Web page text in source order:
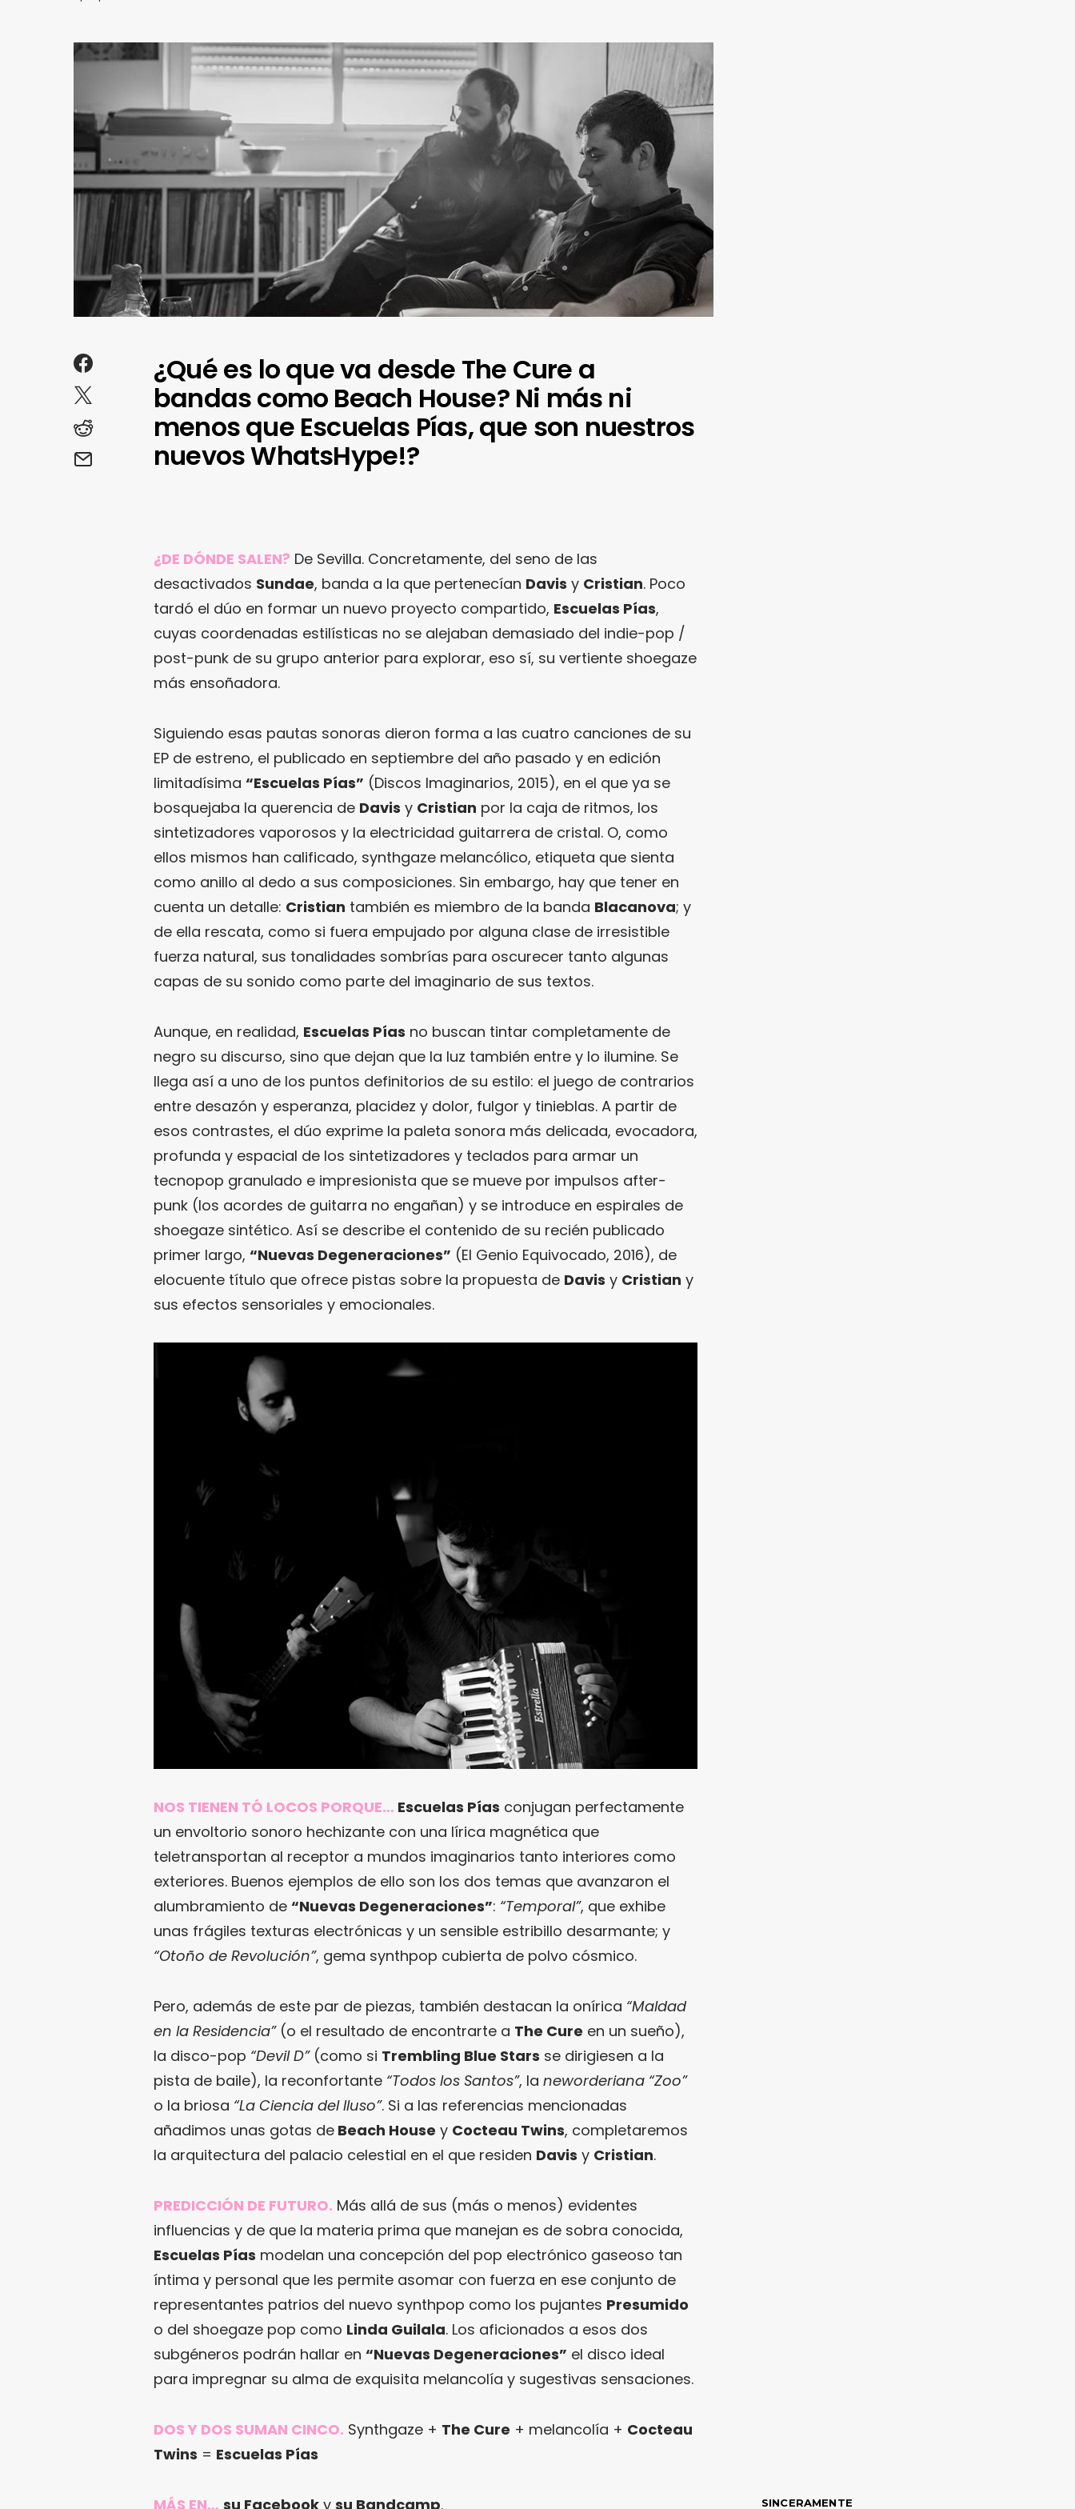
¿Qué es lo que va desde The Cure a
bandas como Beach House? Ni más ni
menos que Escuelas Pías, que son nuestros
nuevos WhatsHype!?
¿DE DÓNDE SALEN? De Sevilla. Concretamente, del seno de las
desactivados Sundae, banda a la que pertenecían Davis y Cristian. Poco
tardó el dúo en formar un nuevo proyecto compartido, Escuelas Pías,
cuyas coordenadas estilísticas no se alejaban demasiado del indie-pop /
post-punk de su grupo anterior para explorar, eso sí, su vertiente shoegaze
más ensoñadora.
Siguiendo esas pautas sonoras dieron forma a las cuatro canciones de su
EP de estreno, el publicado en septiembre del año pasado y en edición
limitadísima “Escuelas Pías” (Discos Imaginarios, 2015), en el que ya se
bosquejaba la querencia de Davis y Cristian por la caja de ritmos, los
sintetizadores vaporosos y la electricidad guitarrera de cristal. O, como
ellos mismos han calificado, synthgaze melancólico, etiqueta que sienta
como anillo al dedo a sus composiciones. Sin embargo, hay que tener en
cuenta un detalle: Cristian también es miembro de la banda Blacanova; y
de ella rescata, como si fuera empujado por alguna clase de irresistible
fuerza natural, sus tonalidades sombrías para oscurecer tanto algunas
capas de su sonido como parte del imaginario de sus textos.
Aunque, en realidad, Escuelas Pías no buscan tintar completamente de
negro su discurso, sino que dejan que la luz también entre y lo ilumine. Se
llega así a uno de los puntos definitorios de su estilo: el juego de contrarios
entre desazón y esperanza, placidez y dolor, fulgor y tinieblas. A partir de
esos contrastes, el dúo exprime la paleta sonora más delicada, evocadora,
profunda y espacial de los sintetizadores y teclados para armar un
tecnopop granulado e impresionista que se mueve por impulsos after-
punk (los acordes de guitarra no engañan) y se introduce en espirales de
shoegaze sintético. Así se describe el contenido de su recién publicado
primer largo, “Nuevas Degeneraciones” (El Genio Equivocado, 2016), de
elocuente título que ofrece pistas sobre la propuesta de Davis y Cristian y
sus efectos sensoriales y emocionales.
NOS TIENEN TÓ LOCOS PORQUE… Escuelas Pías conjugan perfectamente
un envoltorio sonoro hechizante con una lírica magnética que
teletransportan al receptor a mundos imaginarios tanto interiores como
exteriores. Buenos ejemplos de ello son los dos temas que avanzaron el
alumbramiento de “Nuevas Degeneraciones”: “Temporal”, que exhibe
unas frágiles texturas electrónicas y un sensible estribillo desarmante; y
“Otoño de Revolución”, gema synthpop cubierta de polvo cósmico.
Pero, además de este par de piezas, también destacan la onírica “Maldad
en la Residencia” (o el resultado de encontrarte a The Cure en un sueño),
la disco-pop “Devil D”(como si Trembling Blue Stars se dirigiesen a la
pista de baile), la reconfortante “Todos los Santos”, la neworderiana “Zoo”
o la briosa “La Ciencia del Iluso”. Si a las referencias mencionadas
añadimos unas gotas de Beach House y Cocteau Twins, completaremos
la arquitectura del palacio celestial en el que residen Davis y Cristian.
PREDICCIÓN DE FUTURO. Más allá de sus (más o menos) evidentes
influencias y de que la materia prima que manejan es de sobra conocida,
Escuelas Pías modelan una concepción del pop electrónico gaseoso tan
íntima y personal que les permite asomar con fuerza en ese conjunto de
representantes patrios del nuevo synthpop como los pujantes Presumido
o del shoegaze pop como Linda Guilala. Los aficionados a esos dos
subgéneros podrán hallar en “Nuevas Degeneraciones” el disco ideal
para impregnar su alma de exquisita melancolía y sugestivas sensaciones.
DOS Y DOS SUMAN CINCO. Synthgaze + The Cure + melancolía + Cocteau
Twins = Escuelas Pías
MÁS EN… su Facebook y su Bandcamp. SINCERAMENTE